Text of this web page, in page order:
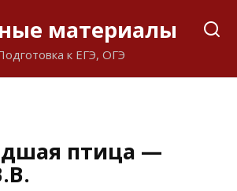
материалы
к ЕГЭ, ОГЭ
птица —